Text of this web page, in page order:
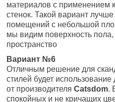
материалов с применением
стенок. Такой вариант
помещений с небольшой
мы видим поверхность
пространство
Вариант №6
Отличным решение для
стилей будет
от производителяCatsdom.
спокойных и не кричащих